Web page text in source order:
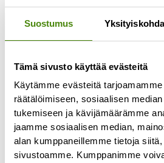
Suostumus
Tämä sivusto käyttää evästeitä
Käytämme evästeitä
räätälöimiseen, sosiaalisen
tukemiseen ja kävijämäärämme
jaamme sosiaalisen median,
alan kumppaneillemme tietoja
sivustoamme. Kumppanimme
kerran viikossa
Lue lisää »